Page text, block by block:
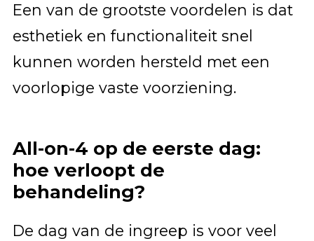
Een van de grootste voordelen is dat
esthetiek en functionaliteit snel
kunnen worden hersteld met een
voorlopige vaste voorziening.
All-on-4 op de eerste dag:
hoe verloopt de
behandeling?
De dag van de ingreep is voor veel